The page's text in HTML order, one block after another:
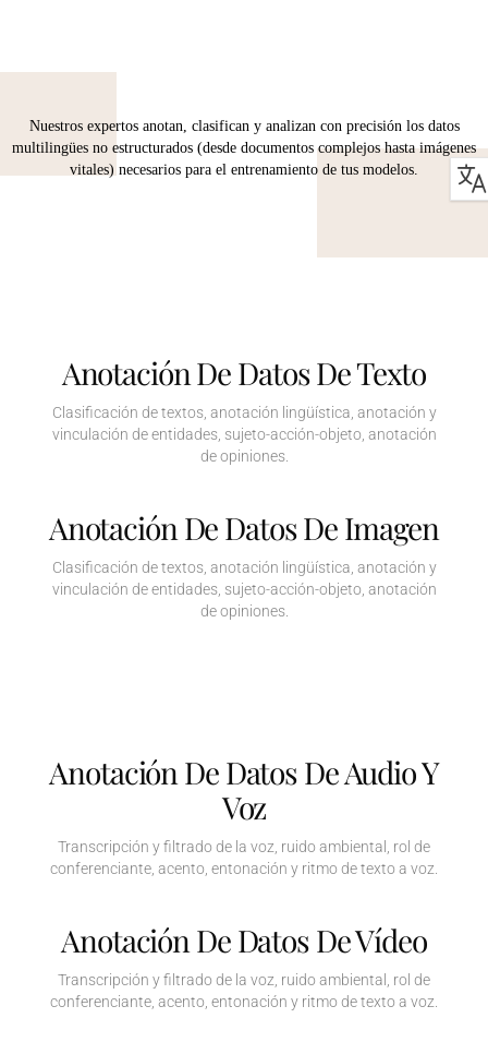
Nuestros expertos anotan, clasifican y analizan con precisión los datos
multilingües no estructurados (desde documentos complejos hasta imágenes
vitales) necesarios para el entrenamiento de tus modelos.
Anotación De Datos De Texto
Clasificación de textos, anotación lingüística, anotación y
vinculación de entidades, sujeto-acción-objeto, anotación
de opiniones.
Anotación De Datos De Imagen
Clasificación de textos, anotación lingüística, anotación y
vinculación de entidades, sujeto-acción-objeto, anotación
de opiniones.
Anotación De Datos De Audio Y
Voz
Transcripción y filtrado de la voz, ruido ambiental, rol de
conferenciante, acento, entonación y ritmo de texto a voz.
Anotación De Datos De Vídeo
Transcripción y filtrado de la voz, ruido ambiental, rol de
conferenciante, acento, entonación y ritmo de texto a voz.